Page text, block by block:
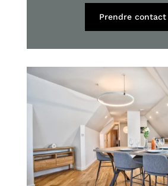
Prendre contact